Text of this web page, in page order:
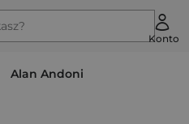
Konto
Alan Andoni